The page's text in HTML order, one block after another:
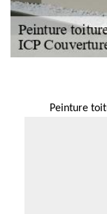
Peinture